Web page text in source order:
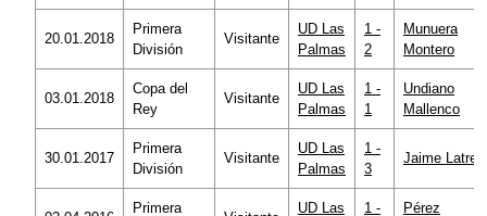
20.01.2018
Primera
División
Visitante
UD Las
Palmas
1 -
2
Munuera
Montero
03.01.2018
Copa del
Rey
Visitante
UD Las
Palmas
1 -
1
Undiano
Mallenco
30.01.2017
Primera
División
Visitante
UD Las
Palmas
1 -
3
Jaime Latre
Primera UD Las 1 - Pérez